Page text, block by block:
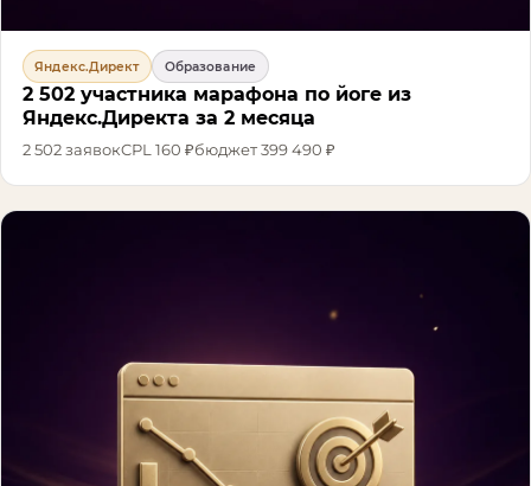
Яндекс.Директ Образование
2 502 участника марафона по йоге из
Яндекс.Директа за 2 месяца
2 502заявокCPL 160 ₽бюджет399 490 ₽